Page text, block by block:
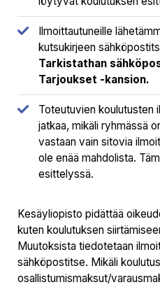
Ilmoittautuneille
kutsukirjeen
Tarkistathan
Tarjoukset -kansion.
Toteutuvien koulutusten
jatkaa, mikäli ryhmässä
vastaan vain sitovia
ole enää mahdolista.
esittelyssä.
Kesäyliopisto pidättää
kuten koulutuksen
Muutoksista tiedotetaan
sähköpostitse. Mikäli
osallistumismaksut/